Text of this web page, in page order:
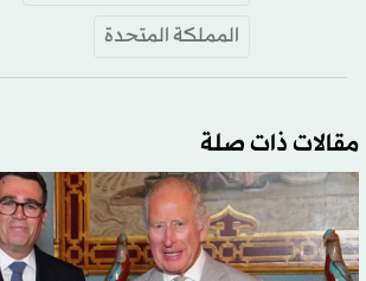
المملكة المتحدة
مقالات ذات صلة